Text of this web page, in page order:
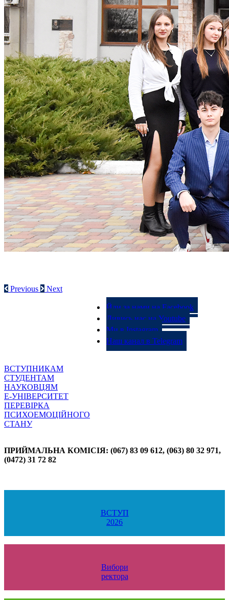
Previous Next
Йди за нами на Facebook
Дивись нас на Youtube
Ми в Instagram
Наш канал в Telegram
ВСТУПНИКАМ
СТУДЕНТАМ
НАУКОВЦЯМ
Е-УНІВЕРСИТЕТ
ПЕРЕВІРКА
ПСИХОЕМОЦІЙНОГО
СТАНУ
ПРИЙМАЛЬНА КОМІСІЯ: (067) 83 09 612, (063) 80 32 971,
(0472) 31 72 82
ВСТУП
2026
Вибори
ректора